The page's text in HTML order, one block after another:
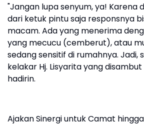
​"Jangan lupa senyum, ya! Karena
dari ketuk pintu saja responsnya
macam. Ada yang menerima
yang mecucu (cemberut), atau
sedang sensitif di rumahnya. Jadi,
kelakar Hj. Lisyarita yang
hadirin.
Ajakan Sinergi untuk Camat